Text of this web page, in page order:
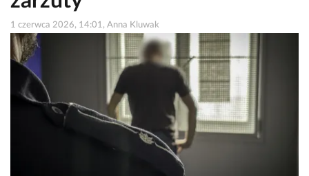
1 czerwca 2026, 14:01, Anna Kluwak